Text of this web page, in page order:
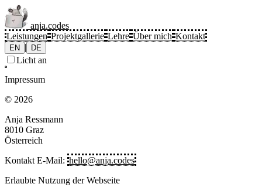
anja.codes
Leistungen Projektgallerie Lehre Über mich Kontakt
EN | DE
Licht an
Impressum
© 2026
Anja Ressmann
8010 Graz
Österreich
Kontakt E-Mail: hello@anja.codes
Erlaubte Nutzung der Webseite